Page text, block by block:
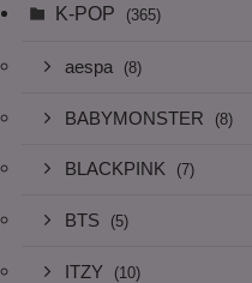
K-POP (365)
aespa (8)
BABYMONSTER (8)
BLACKPINK (7)
BTS (5)
ITZY (10)